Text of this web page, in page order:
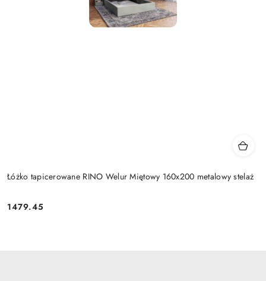
Łóżko tapicerowane RINO Welur Miętowy 160x200 metalowy stelaż
Cena:
1479.45